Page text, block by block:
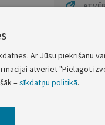
Ar Jūsu piekrišanu
atveriet "Pielāgot
–sīkdatņu politikā.